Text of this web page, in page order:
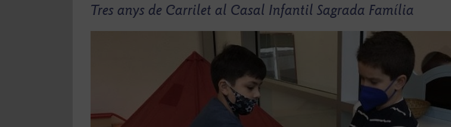
Tres anys de Carrilet al Casal Infantil Sagrada Família